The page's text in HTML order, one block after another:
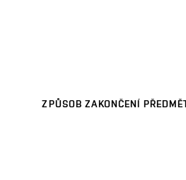
ZPŮSOB ZAKONČENÍ